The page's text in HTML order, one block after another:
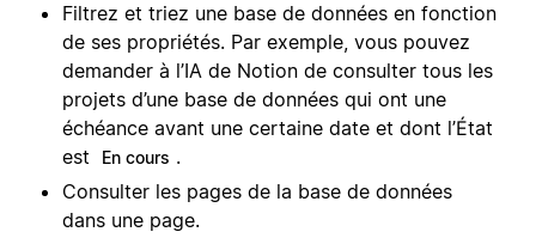
Filtrez et triez une base de données en fonction
de ses propriétés. Par exemple, vous pouvez
demander à l’IA de Notion de consulter tous les
projets d’une base de données qui ont une
échéance avant une certaine date et dont l’État
est
En cours .
Consulter les pages de la base de données
dans une page.